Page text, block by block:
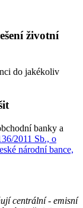
životní
do jakékoliv
banky a
2011 Sb., o
národní bance,
centrální - emisní